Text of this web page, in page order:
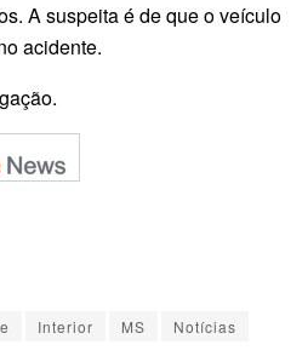
A suspeita é de que o veículo
acidente.
Interior MS Notícias